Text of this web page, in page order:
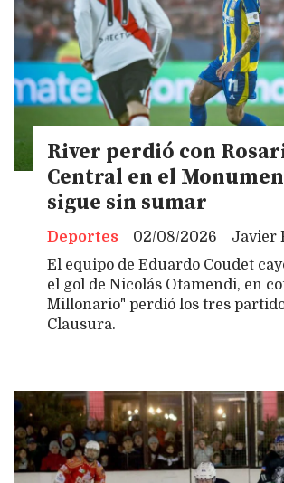
River perdió con
Central en el
sigue sin sumar
Javier
Deportes
02/08/2026
El equipo de Eduardo Coudet
el gol de Nicolás Otamendi, en
Millonario" perdió los tres
Clausura.